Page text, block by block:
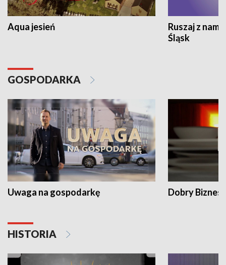
Aqua jesień
Ruszaj z
Śląsk
GOSPODARKA
Uwaga na gospodarkę Dobry Biznes
HISTORIA